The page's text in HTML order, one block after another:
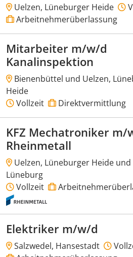
Uelzen, Lüneburger Heide
Arbeitnehmerüberlassung
Mitarbeiter m/w/d
Kanalinspektion
Bienenbüttel und Uelzen,
Heide
Vollzeit
Direktvermittlung
KFZ Mechatroniker m/
Rheinmetall
Uelzen, Lüneburger Heide und
Lüneburg
Vollzeit
Elektriker m/w/d
Salzwedel, Hansestadt